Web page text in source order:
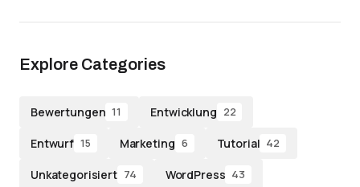
Explore Categories
Bewertungen 11 Entwicklung 22
Entwurf 15 Marketing 6 Tutorial 42
Unkategorisiert 74 WordPress 43